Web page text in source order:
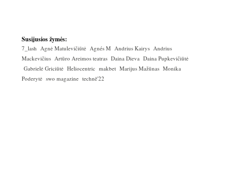
Susijusios žymės:
7_lash Agnė Matulevičiūtė Agnés M Andrius Kairys Andrius
Mackevičius Artūro Areimos teatras Daina Dieva Daina Pupkevičiūtė
Gabrielė Griciūtė Heliocentric makbet Marijus Mažūnas Monika
Poderytė swo magazine technē'22